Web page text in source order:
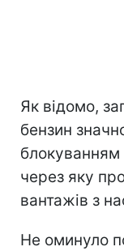
Як відомо,
бензин
блокуванням
через яку
вантажів з
Не оминуло